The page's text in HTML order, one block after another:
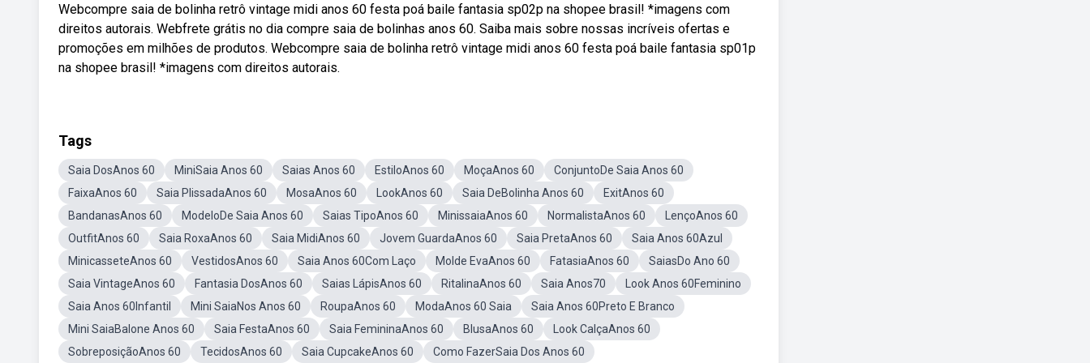
Webcompre saia de bolinha retrô vintage midi anos 60 festa poá baile fantasia sp02p na shopee brasil! *imagens com
direitos autorais. Webfrete grátis no dia compre saia de bolinhas anos 60. Saiba mais sobre nossas incríveis ofertas e
promoções em milhões de produtos. Webcompre saia de bolinha retrô vintage midi anos 60 festa poá baile fantasia sp01p
na shopee brasil! *imagens com direitos autorais.
Tags
Saia DosAnos 60 MiniSaia Anos 60 Saias Anos 60 EstiloAnos 60 MoçaAnos 60
ConjuntoDe Saia Anos 60
FaixaAnos 60
Saia PlissadaAnos 60 MosaAnos 60 LookAnos 60 Saia DeBolinha Anos 60
ExitAnos 60
BandanasAnos 60
ModeloDe Saia Anos 60 Saias TipoAnos 60 MinissaiaAnos 60 NormalistaAnos 60
LençoAnos 60
OutfitAnos 60
Saia RoxaAnos 60 Saia MidiAnos 60 Jovem GuardaAnos 60 Saia PretaAnos 60
Saia Anos 60Azul
MinicasseteAnos 60
VestidosAnos 60 Saia Anos 60Com Laço Molde EvaAnos 60 FatasiaAnos 60
SaiasDo Ano 60
Saia VintageAnos 60
Fantasia DosAnos 60 Saias LápisAnos 60 RitalinaAnos 60 Saia Anos70
Look Anos 60Feminino
Saia Anos 60Infantil
Mini SaiaNos Anos 60 RoupaAnos 60 ModaAnos 60 Saia
Saia Anos 60Preto E Branco
Mini SaiaBalone Anos 60
Saia FestaAnos 60 Saia FemininaAnos 60 BlusaAnos 60
Look CalçaAnos 60
SobreposiçãoAnos 60
TecidosAnos 60 Saia CupcakeAnos 60 Como FazerSaia Dos Anos 60